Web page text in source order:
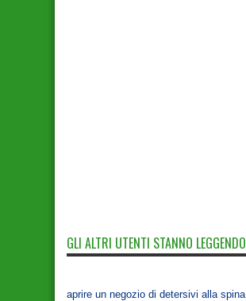
GLI ALTRI UTENTI STANNO LEGGENDO
aprire un negozio di detersivi alla spina